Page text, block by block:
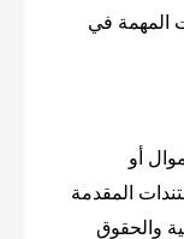
المهمة في
أو
المقدمة
والحقوق